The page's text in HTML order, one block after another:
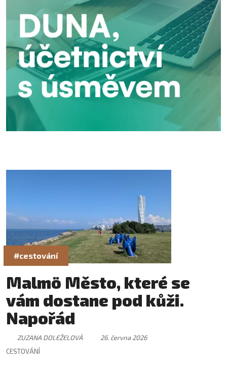
#cestování
Malmö Město, které se
vám dostane pod kůži.
Napořád
ZUZANA DOLEŽELOVÁ
26. června 2026
CESTOVÁNÍ